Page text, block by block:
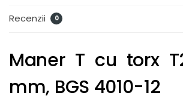
Recenzii 0
Maner T cu torx
mm, BGS 4010-12